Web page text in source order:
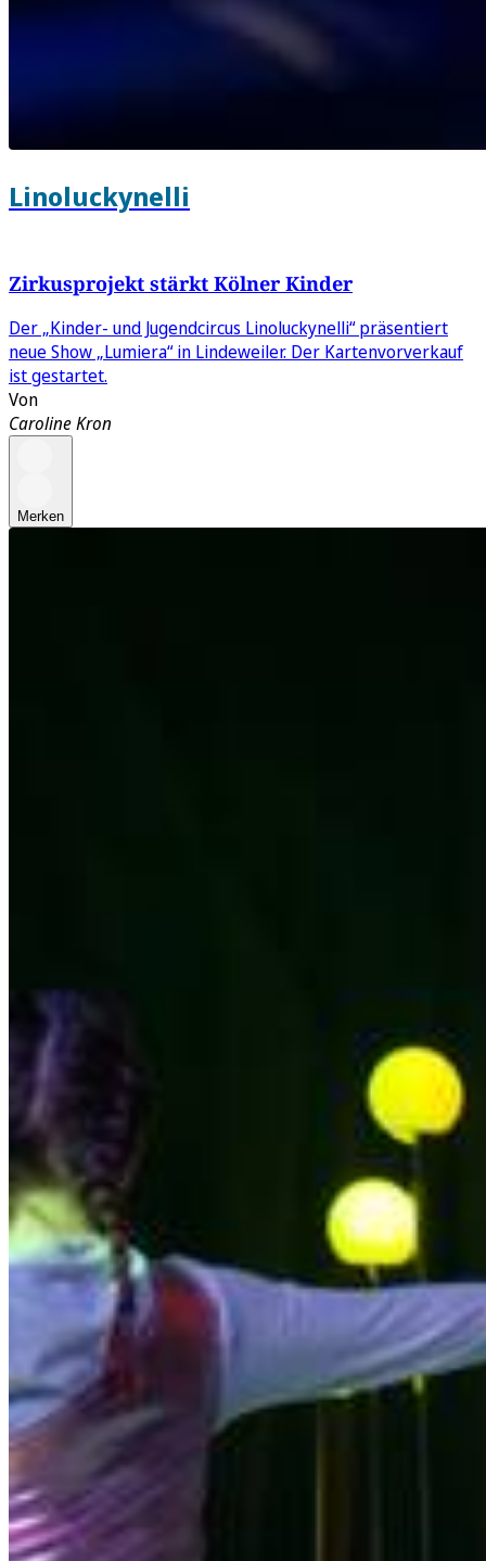
Linoluckynelli
Zirkusprojekt stärkt Kölner Kinder
Der „Kinder- und Jugendcircus Linoluckynelli“ präsentiert
neue Show „Lumiera“ in Lindeweiler. Der Kartenvorverkauf
ist gestartet.
Von
Caroline Kron
Merken